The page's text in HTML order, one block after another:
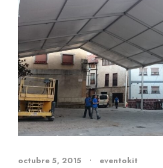
octubre 5, 2015 • eventokit